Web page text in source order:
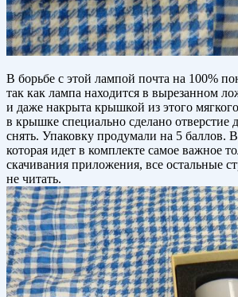
В борьбе с этой лампой почта на 100%
так как лампа находится в вырезанном
и даже накрыта крышкой из этого
в крышке специально сделано отверстие
снять. Упаковку продумали на 5 баллов.
которая идет в комплекте самое важное
скачивания приложения, все остальные
не читать.